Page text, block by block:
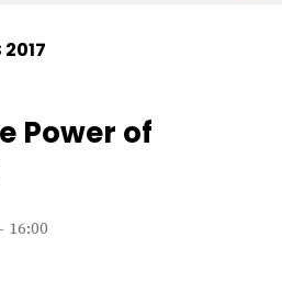
2017
Power of
16:00